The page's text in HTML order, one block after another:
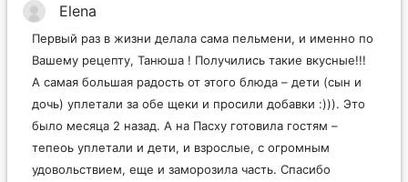
Elena
Первый раз в жизни делала сама пельмени, и именно по
Вашему рецепту, Танюша ! Получились такие вкусные!!!
А самая большая радость от этого блюда – дети (сын и
дочь) уплетали за обе щеки и просили добавки :))). Это
было месяца 2 назад. А на Пасху готовила гостям –
тепеоь уплетали и дети, и взрослые, с огромным
удовольствием, еще и заморозила часть. Спасибо